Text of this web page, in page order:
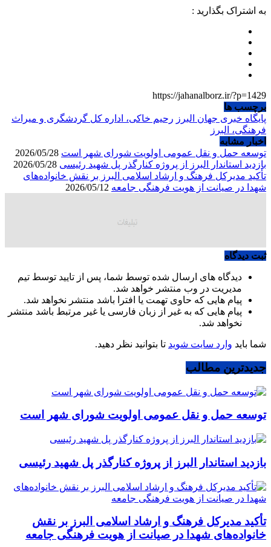
به اشتراک بگذارید :
https://jahanalborz.ir/?p=1429
برچسب ها
پایگاه خبری جهان البرز رحیم خاکی، اداره کل گردشگری و میراث
فرهنگی، البرز
اخبار مشابه
توسعه حمل و نقل عمومی اولویت شورای شهر است
بازدید استاندار البرز از پروژه کنارگذر پل شهید رئیسی
تأکید مدیرکل فرهنگ و ارشاد اسلامی البرز بر نقش خانواده‌های
شهدا در صیانت از هویت فرهنگی جامعه
ثبت دیدگاه
دیدگاه های ارسال شده توسط شما، پس از تایید توسط تیم
مدیریت در وب منتشر خواهد شد.
پیام هایی که حاوی تهمت یا افترا باشد منتشر نخواهد شد.
پیام هایی که به غیر از زبان فارسی یا غیر مرتبط باشد منتشر
نخواهد شد.
شما باید وارد سایت شوید تا بتوانید نظر دهید.
جدیدترین مطالب
توسعه حمل و نقل عمومی اولویت شورای شهر است
بازدید استاندار البرز از پروژه کنارگذر پل شهید رئیسی
تأکید مدیرکل فرهنگ و ارشاد اسلامی البرز بر نقش
خانواده‌های شهدا در صیانت از هویت فرهنگی جامعه